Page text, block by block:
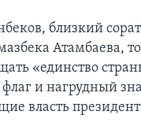
близкий
Атамбаева,
«единство
и нагрудный
власть